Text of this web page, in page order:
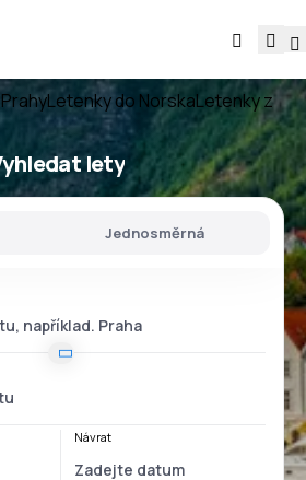
Letenky do NorskaLetenky z
lety
Jednosměrná
Návrat